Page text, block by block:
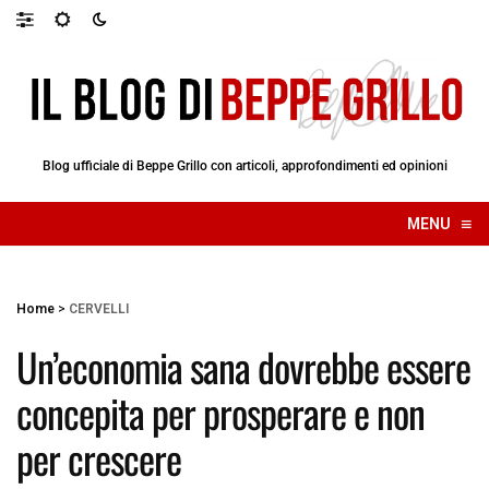
Blog ufficiale di Beppe Grillo con articoli, approfondimenti ed opinioni
MENU ≡
☰
Home > CERVELLI
Un’economia sana dovrebbe essere
concepita per prosperare e non
per crescere